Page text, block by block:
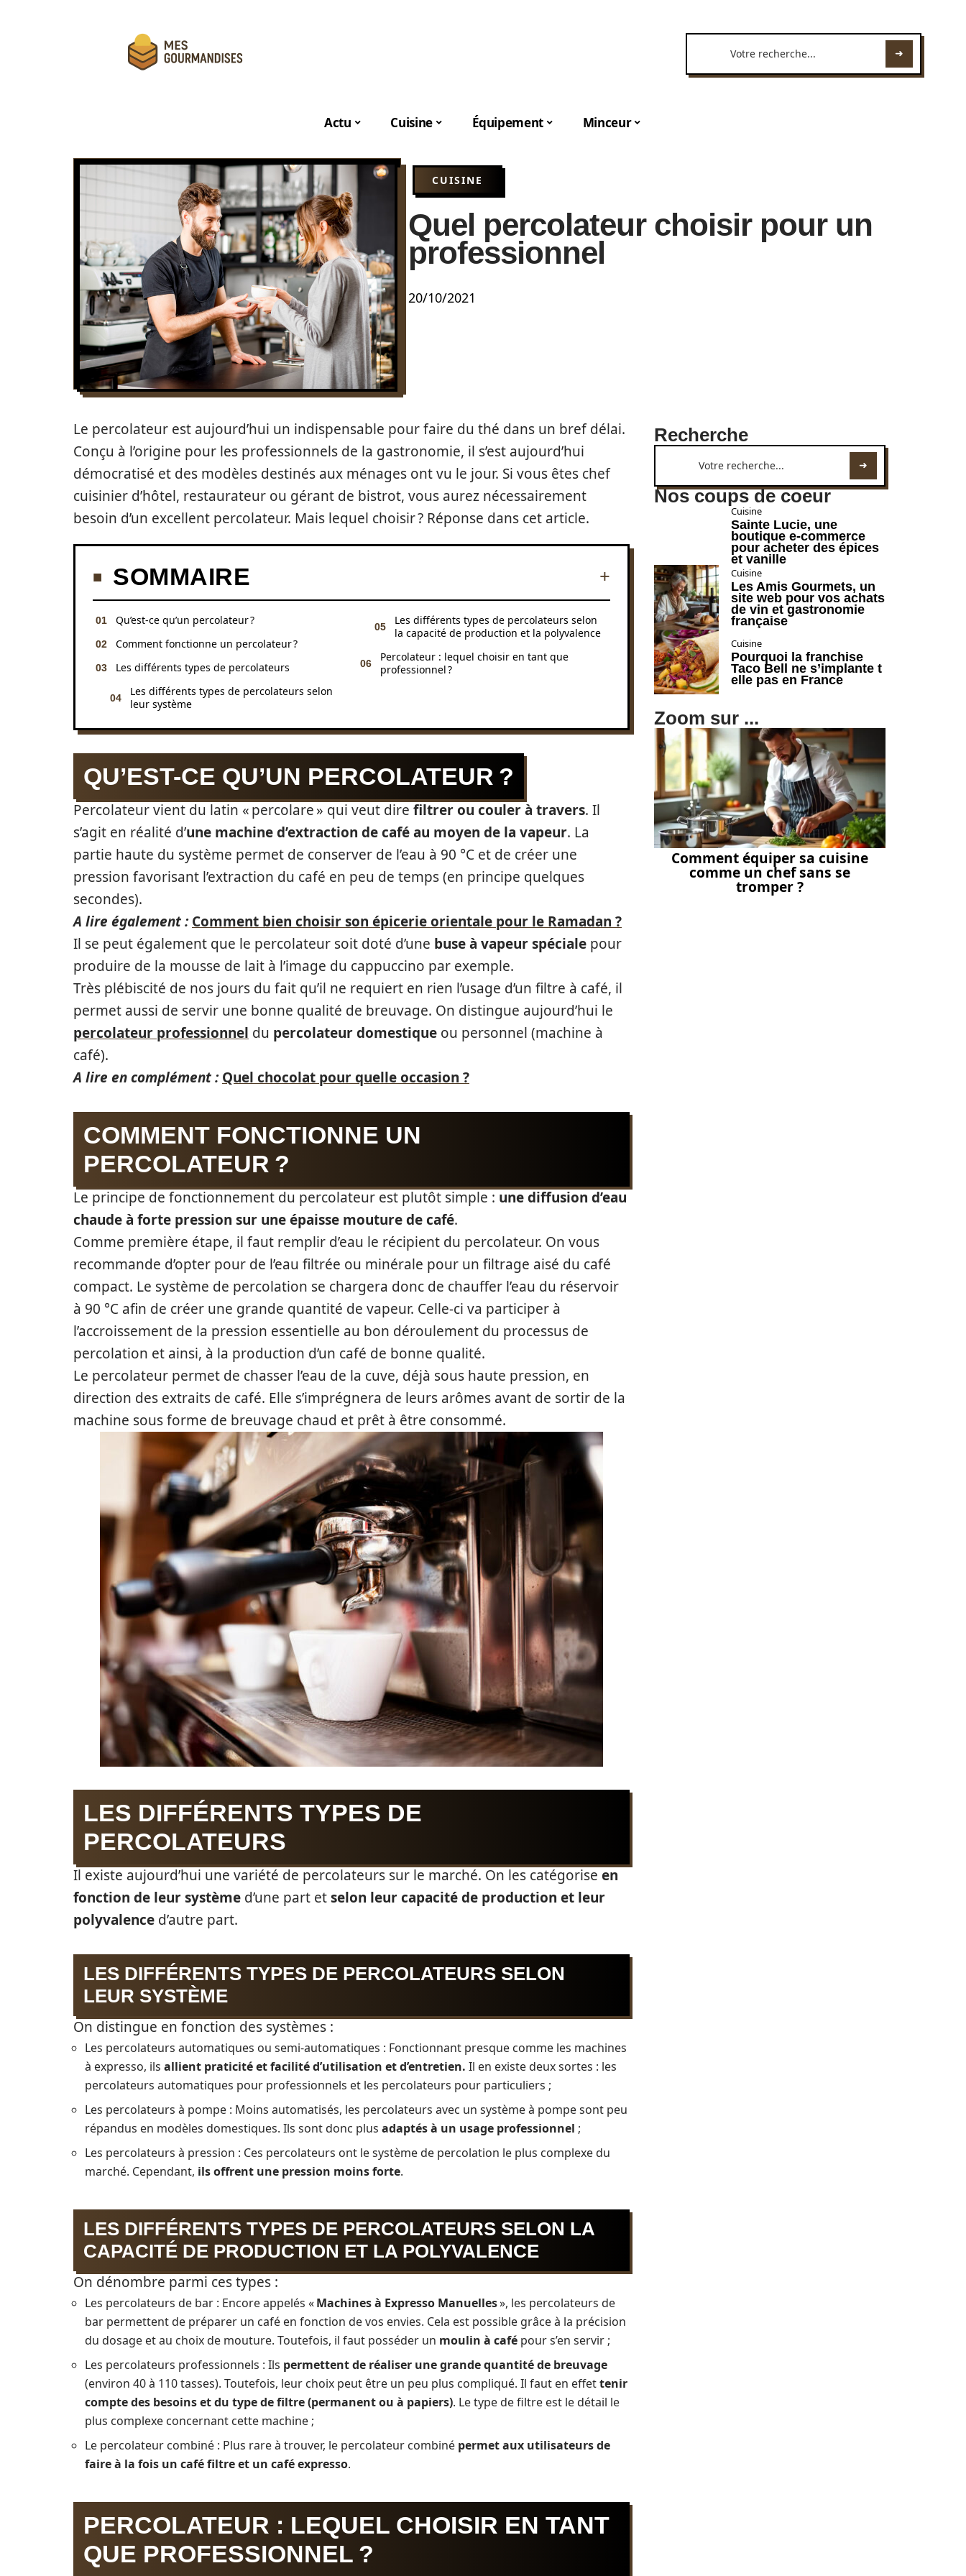
Actu Cuisine Équipement Minceur
CUISINE
Quel percolateur choisir pour un
professionnel
20/10/2021
Le percolateur est aujourd’hui un indispensable pour faire du thé dans un bref délai.
Conçu à l’origine pour les professionnels de la gastronomie, il s’est aujourd’hui
démocratisé et des modèles destinés aux ménages ont vu le jour. Si vous êtes chef
cuisinier d’hôtel, restaurateur ou gérant de bistrot, vous aurez nécessairement
besoin d’un excellent percolateur. Mais lequel choisir ? Réponse dans cet article.
SOMMAIRE
Qu’est-ce qu’un percolateur ?
Comment fonctionne un percolateur ?
Les différents types de percolateurs
Les différents types de percolateurs selon
leur système
Les différents types de percolateurs selon
la capacité de production et la polyvalence
Percolateur : lequel choisir en tant que
professionnel ?
QU’EST-CE QU’UN PERCOLATEUR ?
Percolateur vient du latin « percolare » qui veut dire filtrer ou couler à travers. Il
s’agit en réalité d’une machine d’extraction de café au moyen de la vapeur. La
partie haute du système permet de conserver de l’eau à 90 °C et de créer une
pression favorisant l’extraction du café en peu de temps (en principe quelques
secondes).
A lire également : Comment bien choisir son épicerie orientale pour le Ramadan ?
Il se peut également que le percolateur soit doté d’une buse à vapeur spéciale pour
produire de la mousse de lait à l’image du cappuccino par exemple.
Très plébiscité de nos jours du fait qu’il ne requiert en rien l’usage d’un filtre à café, il
permet aussi de servir une bonne qualité de breuvage. On distingue aujourd’hui le
percolateur professionnel du percolateur domestique ou personnel (machine à
café).
A lire en complément : Quel chocolat pour quelle occasion ?
COMMENT FONCTIONNE UN
PERCOLATEUR ?
Le principe de fonctionnement du percolateur est plutôt simple : une diffusion d’eau
chaude à forte pression sur une épaisse mouture de café.
Comme première étape, il faut remplir d’eau le récipient du percolateur. On vous
recommande d’opter pour de l’eau filtrée ou minérale pour un filtrage aisé du café
compact. Le système de percolation se chargera donc de chauffer l’eau du réservoir
à 90 °C afin de créer une grande quantité de vapeur. Celle-ci va participer à
l’accroissement de la pression essentielle au bon déroulement du processus de
percolation et ainsi, à la production d’un café de bonne qualité.
Le percolateur permet de chasser l’eau de la cuve, déjà sous haute pression, en
direction des extraits de café. Elle s’imprégnera de leurs arômes avant de sortir de la
machine sous forme de breuvage chaud et prêt à être consommé.
LES DIFFÉRENTS TYPES DE
PERCOLATEURS
Il existe aujourd’hui une variété de percolateurs sur le marché. On les catégorise en
fonction de leur système d’une part etselon leur capacité de production et leur
polyvalence d’autre part.
LES DIFFÉRENTS TYPES DE PERCOLATEURS SELON
LEUR SYSTÈME
On distingue en fonction des systèmes :
Les percolateurs automatiques ou semi-automatiques : Fonctionnant presque comme les machines
à expresso, ils allient praticité et facilité d’utilisation et d’entretien. Il en existe deux sortes : les
percolateurs automatiques pour professionnels et les percolateurs pour particuliers ;
Les percolateurs à pompe : Moins automatisés, les percolateurs avec un système à pompe sont peu
répandus en modèles domestiques. Ils sont donc plus adaptés à un usage professionnel ;
Les percolateurs à pression : Ces percolateurs ont le système de percolation le plus complexe du
marché. Cependant, ils offrent une pression moins forte.
LES DIFFÉRENTS TYPES DE PERCOLATEURS SELON LA
CAPACITÉ DE PRODUCTION ET LA POLYVALENCE
On dénombre parmi ces types :
Les percolateurs de bar : Encore appelés «Machines à Expresso Manuelles», les percolateurs de
bar permettent de préparer un café en fonction de vos envies. Cela est possible grâce à la précision
du dosage et au choix de mouture. Toutefois, il faut posséder un moulin à café pour s’en servir ;
Les percolateurs professionnels : Ils permettent de réaliser une grande quantité de breuvage
(environ 40 à 110 tasses). Toutefois, leur choix peut être un peu plus compliqué. Il faut en effettenir
compte des besoins et du type de filtre (permanent ou à papiers). Le type de filtre est le détail le
plus complexe concernant cette machine ;
Le percolateur combiné : Plus rare à trouver, le percolateur combiné permet aux utilisateurs de
faire à la fois un café filtre et un café expresso.
PERCOLATEUR : LEQUEL CHOISIR EN TANT
QUE PROFESSIONNEL ?
Recherche
Nos coups de coeur
Cuisine
Sainte Lucie, une
boutique e-commerce
pour acheter des épices
et vanille
Cuisine
Les Amis Gourmets, un
site web pour vos achats
de vin et gastronomie
française
Cuisine
Pourquoi la franchise
Taco Bell ne s’implante t
elle pas en France
Zoom sur ...
Comment équiper sa cuisine
comme un chef sans se
tromper ?